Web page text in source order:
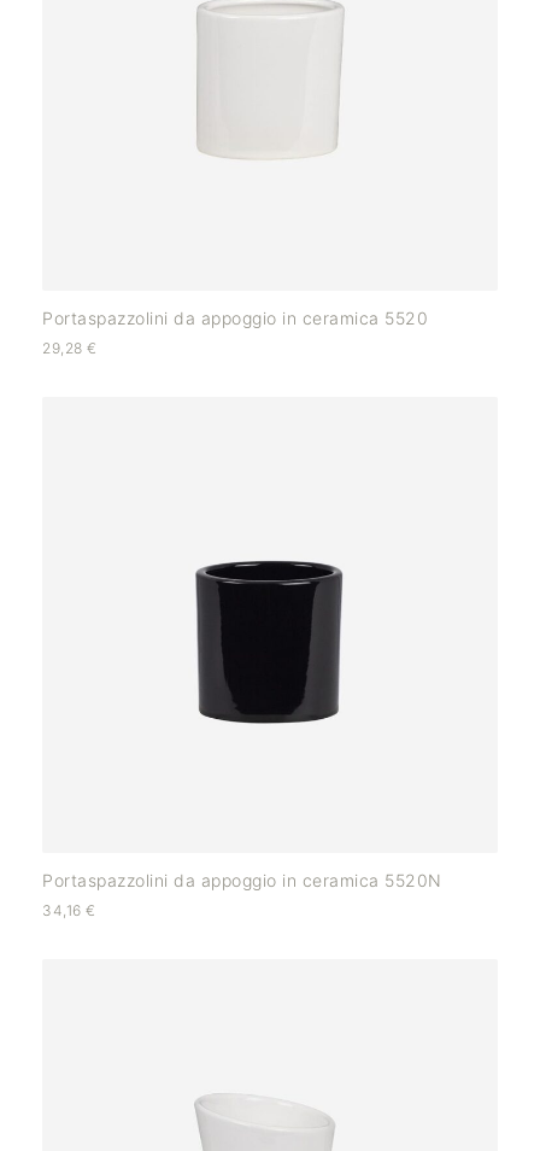
Portaspazzolini da appoggio in ceramica 5520
29,28 €
Portaspazzolini da appoggio in ceramica 5520N
34,16 €